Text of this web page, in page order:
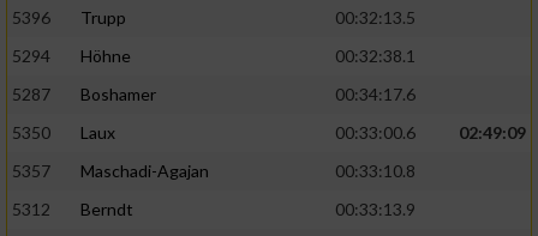
5396
Trupp
00:32:13.5
5294
Höhne
00:32:38.1
5287
Boshamer
00:34:17.6
5350
Laux 00:33:00.6
02:49:09
5357
Maschadi-Agajan
00:33:10.8
5312
Berndt
00:33:13.9